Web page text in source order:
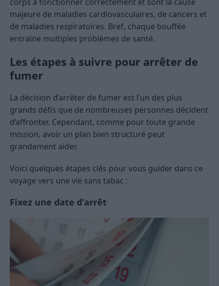
majeure de maladies cardiovasculaires, de cancers et
de maladies respiratoires. Bref, chaque bouffée
entraine multiples problèmes de santé.
Les étapes à suivre pour arrêter de
fumer
La décision d’arrêter de fumer est l’un des plus
grands défis que de nombreuses personnes décident
d’affronter. Cependant, comme pour toute grande
mission, avoir un plan bien structuré peut
grandement aider.
Voici quelques étapes clés pour vous guider dans ce
voyage vers une vie sans tabac :
Fixez une date d’arrêt